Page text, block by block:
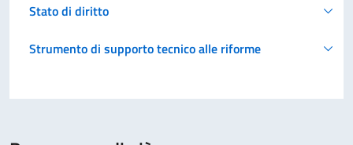
Stato di diritto
Strumento di supporto tecnico alle riforme